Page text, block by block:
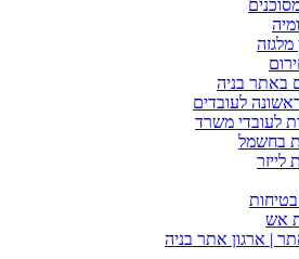
מלגזה
באתר בניה
לעובדים
לעובדי משרד
בחשמל
בטיחות
אש
| ארגון אתר בניה